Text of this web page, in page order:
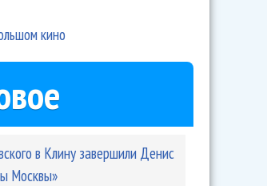
филармонии удивил всех на
кино
в Клину завершили Денис
Москвы»